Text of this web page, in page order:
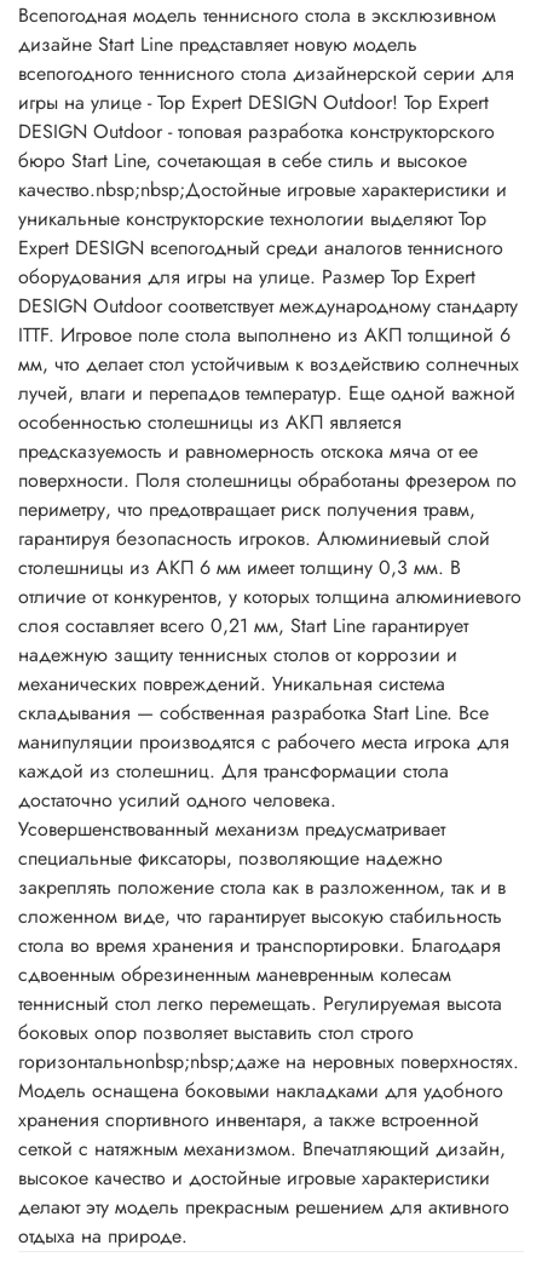
Всепогодная модель теннисного стола в эксклюзивном
дизайне Start Line представляет новую модель
всепогодного теннисного стола дизайнерской серии для
игры на улице - Top Expert DESIGN Outdoor! Top Expert
DESIGN Outdoor - топовая разработка конструкторского
бюро Start Line, сочетающая в себе стиль и высокое
качество.nbsp;nbsp;Достойные игровые характеристики и
уникальные конструкторские технологии выделяют Top
Expert DESIGN всепогодный среди аналогов теннисного
оборудования для игры на улице. Размер Top Expert
DESIGN Outdoor соответствует международному стандарту
ITTF. Игровое поле стола выполнено из АКП толщиной 6
мм, что делает стол устойчивым к воздействию солнечных
лучей, влаги и перепадов температур. Еще одной важной
особенностью столешницы из АКП является
предсказуемость и равномерность отскока мяча от ее
поверхности. Поля столешницы обработаны фрезером по
периметру, что предотвращает риск получения травм,
гарантируя безопасность игроков. Алюминиевый слой
столешницы из АКП 6 мм имеет толщину 0,3 мм. В
отличие от конкурентов, у которых толщина алюминиевого
слоя составляет всего 0,21 мм, Start Line гарантирует
надежную защиту теннисных столов от коррозии и
механических повреждений. Уникальная система
складывания — собственная разработка Start Line. Все
манипуляции производятся с рабочего места игрока для
каждой из столешниц. Для трансформации стола
достаточно усилий одного человека.
Усовершенствованный механизм предусматривает
специальные фиксаторы, позволяющие надежно
закреплять положение стола как в разложенном, так и в
сложенном виде, что гарантирует высокую стабильность
стола во время хранения и транспортировки. Благодаря
сдвоенным обрезиненным маневренным колесам
теннисный стол легко перемещать. Регулируемая высота
боковых опор позволяет выставить стол строго
горизонтальноnbsp;nbsp;даже на неровных поверхностях.
Модель оснащена боковыми накладками для удобного
хранения спортивного инвентаря, а также встроенной
сеткой с натяжным механизмом. Впечатляющий дизайн,
высокое качество и достойные игровые характеристики
делают эту модель прекрасным решением для активного
отдыха на природе.